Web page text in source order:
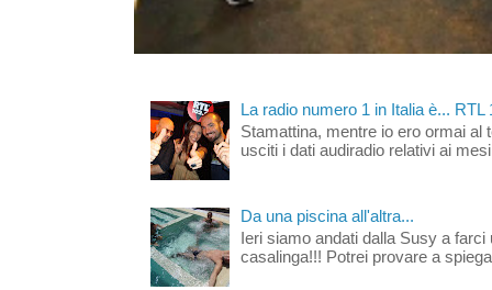
La radio numero 1 in Italia è... RTL
Stamattina, mentre io ero ormai al
usciti i dati audiradio relativi ai
Da una piscina all'altra...
Ieri siamo andati dalla Susy a
casalinga!!! Potrei provare a